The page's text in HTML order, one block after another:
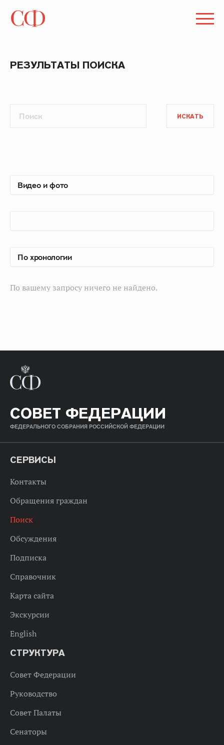
РЕЗУЛЬТАТЫ ПОИСКА
ИСКАТЬ
По вашему запросу ничего не найдено.
СОВЕТ ФЕДЕРАЦИИ
ФЕДЕРАЛЬНОГО СОБРАНИЯ РОССИЙСКОЙ ФЕДЕРАЦИИ
СЕРВИСЫ
Контакты
Обращения граждан
Поиск
Обсуждения
Подписка
Справочник
Карта сайта
Экскурсии
English
СТРУКТУРА
Совет Федерации
Руководство
Совет Палаты
Сенаторы